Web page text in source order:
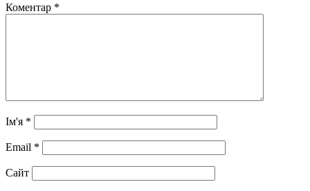
Коментар *
Ім'я *
Email *
Сайт